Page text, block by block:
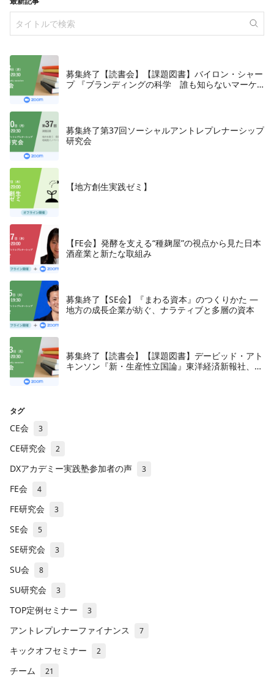
募集終了【読書会】【課題図書】バイロン・シャー
プ 『ブランディングの科学 誰も知らないマーケ
募集終了第37回ソーシャルアントレプレナーシップ
研究会
【地方創生実践ゼミ】
【FE会】発酵を支える“種麹屋”の視点から見た日本
酒産業と新たな取組み
募集終了【SE会】『まわる資本』のつくりかた —
地方の成長企業が紡ぐ、ナラティブと多層の資本
募集終了【読書会】【課題図書】デービッド・アト
キンソン『新・生産性立国論』東洋経済新報社、
タグ
CE会 3
CE研究会 2
DXアカデミー実践塾参加者の声 3
FE会 4
FE研究会 3
SE会 5
SE研究会 3
SU会 8
SU研究会 3
TOP定例セミナー 3
アントレプレナーファイナンス 7
キックオフセミナー 2
チーム 21